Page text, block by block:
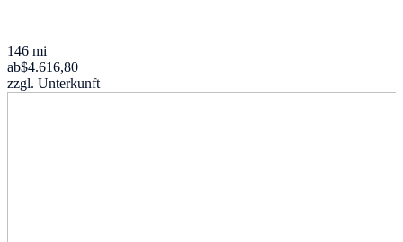
146 mi
ab$4.616,80
zzgl. Unterkunft